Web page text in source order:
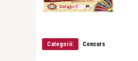
Categorii: Concurs